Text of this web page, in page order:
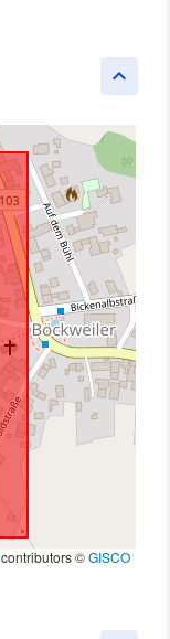
keyboard_arrow_up
contributors ©GISCO